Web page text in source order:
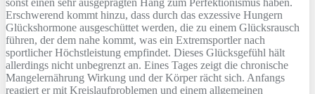
Erschwerend kommt hinzu, dass durch das exzessive Hungern
Glückshormone ausgeschüttet werden, die zu einem Glücksrausch
führen, der dem nahe kommt, was ein Extremsportler nach
sportlicher Höchstleistung empfindet. Dieses Glücksgefühl hält
allerdings nicht unbegrenzt an. Eines Tages zeigt die chronische
Mangelernährung Wirkung und der Körper rächt sich. Anfangs
reagiert er mit Kreislaufproblemen und einem allgemeinen